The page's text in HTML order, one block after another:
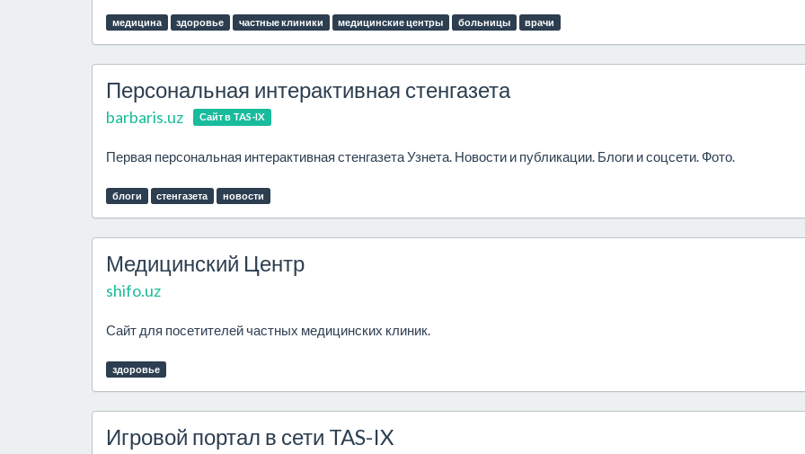
медицина здоровье частные клиники медицинские центры больницы врачи
Персональная интерактивная стенгазета
barbaris.uz Сайт в TAS-IX
Первая персональная интерактивная стенгазета Узнета. Новости и публикации. Блоги и соцсети. Фото.
блоги стенгазета новости
Медицинский Центр
shifo.uz
Сайт для посетителей частных медицинских клиник.
здоровье
Игровой портал в сети TAS-IX